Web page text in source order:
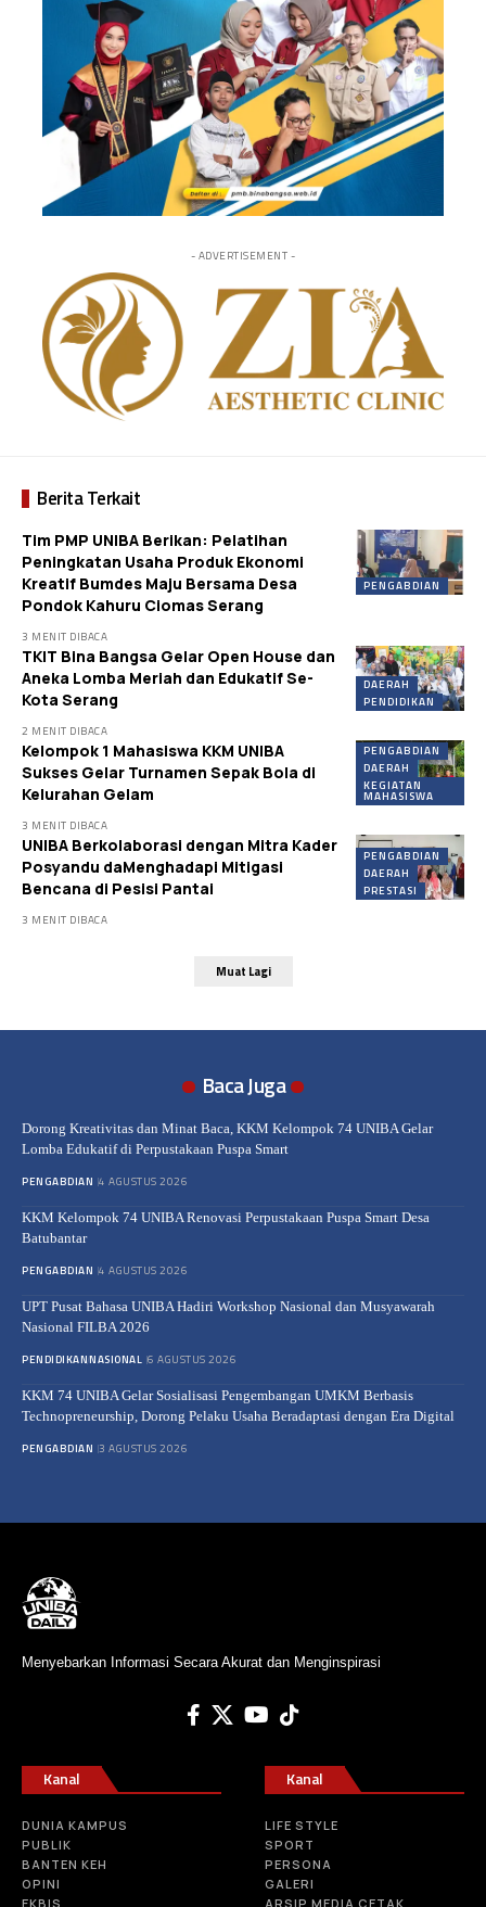
- ADVERTISEMENT -
Berita Terkait
PENGABDIAN
Tim PMP UNIBA Berikan: Pelatihan
Peningkatan Usaha Produk Ekonomi
Kreatif Bumdes Maju Bersama Desa
Pondok Kahuru Ciomas Serang
3 MENIT DIBACA
DAERAH
PENDIDIKAN
TKIT Bina Bangsa Gelar Open House dan
Aneka Lomba Meriah dan Edukatif Se-
Kota Serang
2 MENIT DIBACA
PENGABDIAN
DAERAH
KEGIATAN
MAHASISWA
Kelompok 1 Mahasiswa KKM UNIBA
Sukses Gelar Turnamen Sepak Bola di
Kelurahan Gelam
3 MENIT DIBACA
PENGABDIAN
DAERAH
PRESTASI
UNIBA Berkolaborasi dengan Mitra Kader
Posyandu daMenghadapi Mitigasi
Bencana di Pesisi Pantai
3 MENIT DIBACA
Muat Lagi
Baca Juga
Dorong Kreativitas dan Minat Baca, KKM Kelompok 74 UNIBA Gelar
Lomba Edukatif di Perpustakaan Puspa Smart
PENGABDIAN 4 AGUSTUS 2026
KKM Kelompok 74 UNIBA Renovasi Perpustakaan Puspa Smart Desa
Batubantar
PENGABDIAN 4 AGUSTUS 2026
UPT Pusat Bahasa UNIBA Hadiri Workshop Nasional dan Musyawarah
Nasional FILBA 2026
PENDIDIKANNASIONAL 6 AGUSTUS 2026
KKM 74 UNIBA Gelar Sosialisasi Pengembangan UMKM Berbasis
Technopreneurship, Dorong Pelaku Usaha Beradaptasi dengan Era Digital
PENGABDIAN 3 AGUSTUS 2026
Menyebarkan Informasi Secara Akurat dan Menginspirasi
Kanal
DUNIA KAMPUS
PUBLIK
BANTEN KEH
OPINI
EKBIS
Kanal
LIFE STYLE
SPORT
PERSONA
GALERI
ARSIP MEDIA CETAK